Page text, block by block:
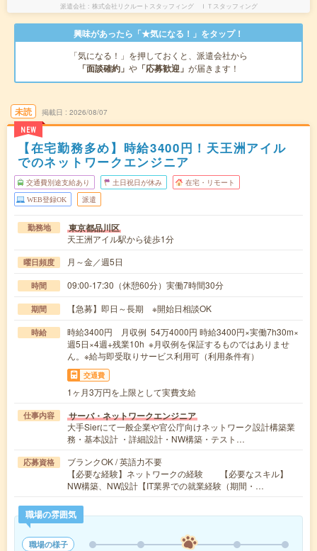
派遣会社 株式会社リクルートスタッフィング ＩＴスタッフィング
興味があったら「★気になる！」をタップ！
「気になる！」を押しておくと、派遣会社から
「面談確約」 や 「応募歓迎」 が届きます！
未読
NEW
掲載日 2026/08/07
【在宅勤務多め】時給3400円！天王洲アイル
でのネットワークエンジニア
交通費別途支給あり 土日祝日が休み 在宅・リモート
WEB登録OK 派遣
勤務地 東京都品川区
天王洲アイル駅から徒歩1分
曜日頻度 月～金／週5日
時間 09:00-17:30（休憩60分）実働7時間30分
期間 【急募】即日～長期 ※開始日相談OK
時給
時給3400円 月収例 54万4000円 時給3400円×実働7h30m×
週5日×4週+残業10h ※月収例を保証するものではありませ
ん。※給与即受取りサービス利用可（利用条件有）
交通費
1ヶ月3万円を上限として実費支給
仕事内容 サーバ・ネットワークエンジニア
大手Sierにて一般企業や官公庁向けネットワーク設計構築業
務・基本設計 ・詳細設計・NW構築・テスト…
応募資格
ブランクOK / 英語力不要
【必要な経験】ネットワークの経験 【必要なスキル】
NW構築、NW設計【IT業界での就業経験（期間・…
職場の雰囲気
職場の様子